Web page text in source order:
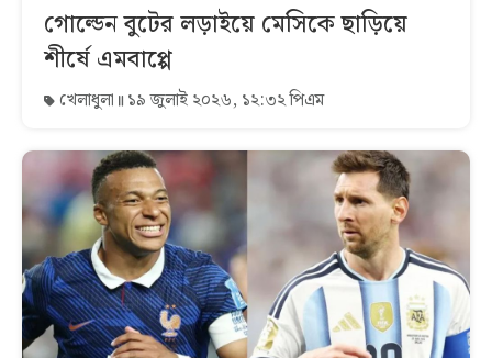
গোল্ডেন বুটের লড়াইয়ে মেসিকে ছাড়িয়ে
শীর্ষে এমবাপ্পে
খেলাধুলা ১৯ জুলাই ২০২৬, ১২:৩২ পিএম